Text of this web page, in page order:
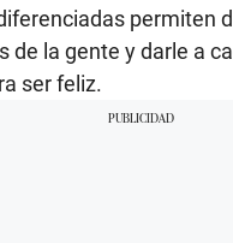
permiten
de la gente y darle a
ser feliz.